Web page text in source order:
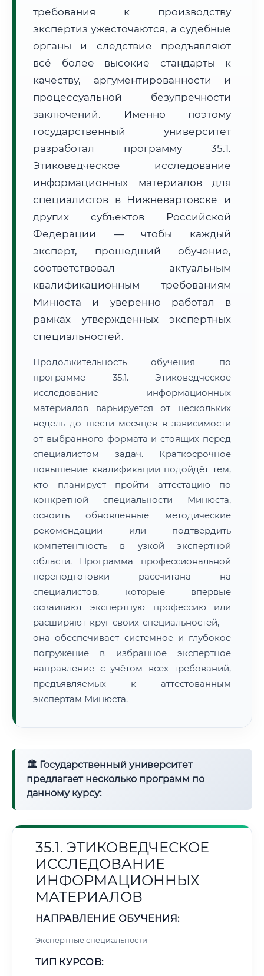
Формат учебы:
Дистанционно
🗺️ Зона обслуживания: г. Нижневартовск
Расчет логистики оригиналов:
• Маршрут транзита:
• Экспресс-доставка СДЭК / Почтой: 1–2 рабочих дня
📜 Документы и аккредитация ФИС ФРДО
🔍Нажмите на документ для увеличения и просмотра
требования к производству
экспертиз ужесточаются, а судебные
органы и следствие предъявляют
всё более высокие стандарты к
качеству, аргументированности и
процессуальной безупречности
заключений. Именно поэтому
государственный университет
разработал программу 35.1.
Этиковедческое исследование
информационных материалов для
специалистов в Нижневартовске и
других субъектов Российской
Федерации — чтобы каждый
эксперт, прошедший обучение,
соответствовал актуальным
квалификационным требованиям
Минюста и уверенно работал в
рамках утверждённых экспертных
специальностей.
Продолжительность обучения по
программе 35.1. Этиковедческое
исследование информационных
материалов варьируется от нескольких
недель до шести месяцев в зависимости
от выбранного формата и стоящих перед
специалистом задач. Краткосрочное
повышение квалификации подойдёт тем,
кто планирует пройти аттестацию по
конкретной специальности Минюста,
освоить обновлённые методические
рекомендации или подтвердить
компетентность в узкой экспертной
области. Программа профессиональной
переподготовки рассчитана на
специалистов, которые впервые
осваивают экспертную профессию или
расширяют круг своих специальностей, —
она обеспечивает системное и глубокое
погружение в избранное экспертное
направление с учётом всех требований,
предъявляемых к аттестованным
экспертам Минюста.
🏛 Государственный университет
предлагает несколько программ по
данному курсу:
35.1. ЭТИКОВЕДЧЕСКОЕ
ИССЛЕДОВАНИЕ
ИНФОРМАЦИОННЫХ
МАТЕРИАЛОВ
НАПРАВЛЕНИЕ ОБУЧЕНИЯ:
Экспертные специальности
ТИП КУРСОВ: